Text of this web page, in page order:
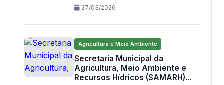
27/03/2026
Agricultura e Meio Ambiente
Secretaria Municipal da
Agricultura, Meio Ambiente e
Recursos Hídricos (SAMARH)...